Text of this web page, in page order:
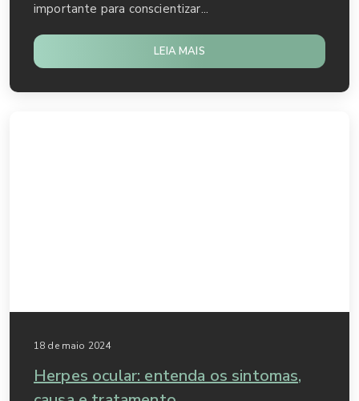
importante para conscientizar...
LEIA MAIS
18 de maio 2024
Herpes ocular: entenda os sintomas,